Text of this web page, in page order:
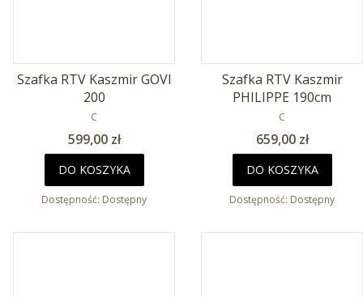
Szafka RTV Kaszmir GOVI
200
PRODUCENT
C
Cena
599,00 zł
DO KOSZYKA
Dostępność: Dostępny
Szafka RTV Kaszmir
PHILIPPE 190cm
PRODUCENT
C
Cena
659,00 zł
DO KOSZYKA
Dostępność: Dostępny